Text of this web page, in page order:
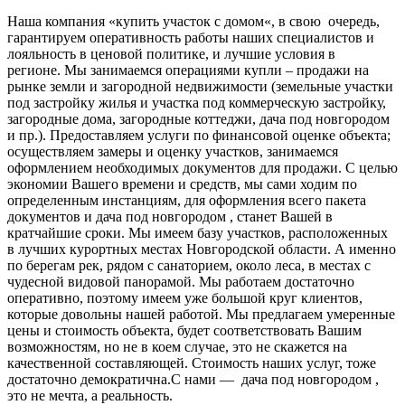
Наша компания «купить участок с домом«, в свою очередь,
гарантируем оперативность работы наших специалистов и
лояльность в ценовой политике, и лучшие условия в
регионе. Мы занимаемся операциями купли – продажи на
рынке земли и загородной недвижимости (земельные участки
под застройку жилья и участка под коммерческую застройку,
загородные дома, загородные коттеджи, дача под новгородом
и пр.). Предоставляем услуги по финансовой оценке объекта;
осуществляем замеры и оценку участков, занимаемся
оформлением необходимых документов для продажи. С целью
экономии Вашего времени и средств, мы сами ходим по
определенным инстанциям, для оформления всего пакета
документов и дача под новгородом , станет Вашей в
кратчайшие сроки. Мы имеем базу участков, расположенных
в лучших курортных местах Новгородской области. А именно
по берегам рек, рядом с санаторием, около леса, в местах с
чудесной видовой панорамой. Мы работаем достаточно
оперативно, поэтому имеем уже большой круг клиентов,
которые довольны нашей работой. Мы предлагаем умеренные
цены и стоимость объекта, будет соответствовать Вашим
возможностям, но не в коем случае, это не скажется на
качественной составляющей. Стоимость наших услуг, тоже
достаточно демократична.С нами — дача под новгородом ,
это не мечта, а реальность.